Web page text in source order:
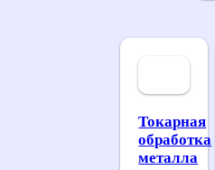
Токарная
обработка
металла